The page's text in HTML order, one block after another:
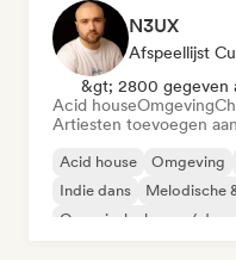
N3UX
Afspeellijst
&gt; 2800 gegeven
Acid houseOmgeving
Artiesten toevoegen
Acid house Omgeving
Indie dans
Melodische
Organische house /